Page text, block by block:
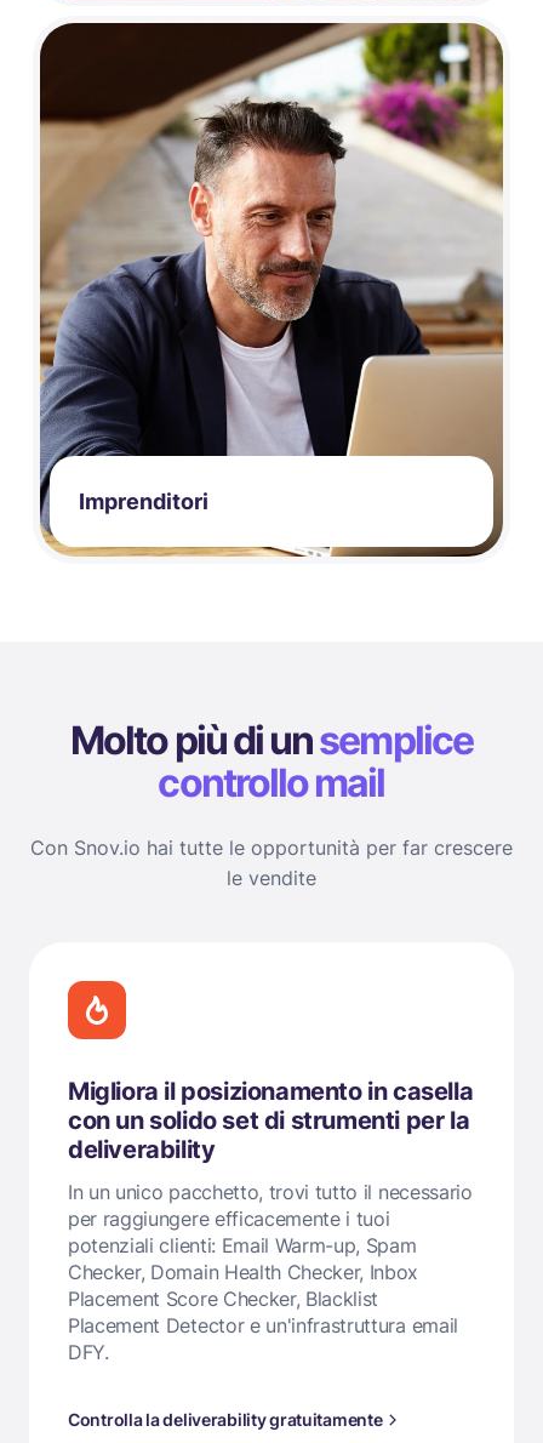
Imprenditori
Molto più di unsemplice
controllo mail
Con Snov.io hai tutte le opportunità per far crescere
le vendite
Migliora il posizionamento in casella
con un solido set di strumenti per la
deliverability
In un unico pacchetto, trovi tutto il necessario
per raggiungere efficacemente i tuoi
potenziali clienti: Email Warm-up, Spam
Checker, Domain Health Checker, Inbox
Placement Score Checker, Blacklist
Placement Detector e un'infrastruttura email
DFY.
Controlla la deliverability gratuitamente